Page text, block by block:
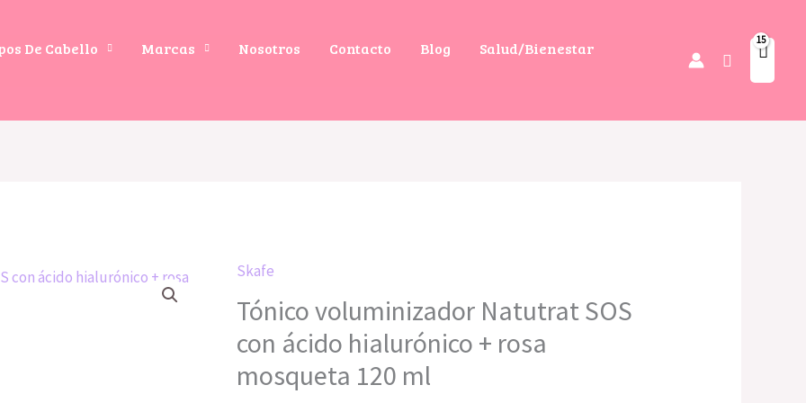
De Cabello Marcas Nosotros Contacto Blog
Salud/Bienestar
Buscar
Skafe
Tónico voluminizador Natutrat SOS
con ácido hialurónico + rosa
mosqueta 120 ml
Tónico
voluminizador
Natutrat
con